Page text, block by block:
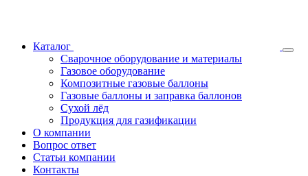
Каталог
Сварочное оборудование и материалы
Газовое оборудование
Композитные газовые баллоны
Газовые баллоны и заправка баллонов
Сухой лёд
Продукция для газификации
О компании
Вопрос ответ
Статьи компании
Контакты